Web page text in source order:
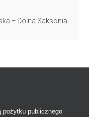
– Dolna Saksonia
pożytku publicznego